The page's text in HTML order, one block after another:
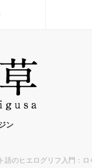
ン
語のヒエログリフ入門：